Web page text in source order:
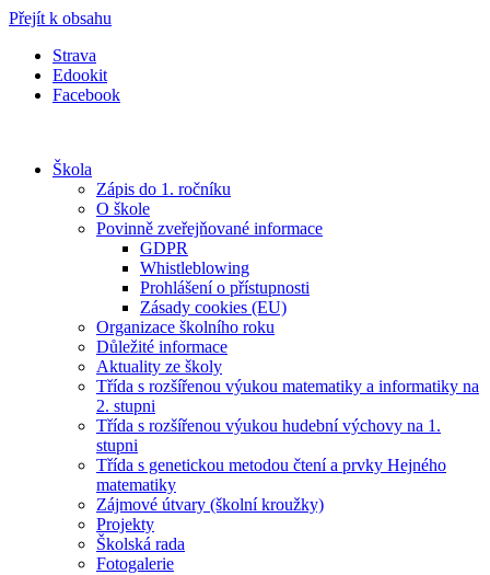
Přejít k obsahu
Strava
Edookit
Facebook
Škola
Zápis do 1. ročníku
O škole
Povinně zveřejňované informace
GDPR
Whistleblowing
Prohlášení o přístupnosti
Zásady cookies (EU)
Organizace školního roku
Důležité informace
Aktuality ze školy
Třída s rozšířenou výukou matematiky a informatiky na
2. stupni
Třída s rozšířenou výukou hudební výchovy na 1.
stupni
Třída s genetickou metodou čtení a prvky Hejného
matematiky
Zájmové útvary (školní kroužky)
Projekty
Školská rada
Fotogalerie